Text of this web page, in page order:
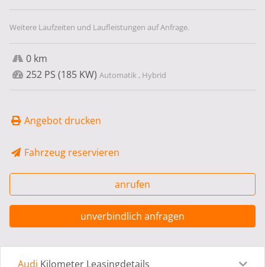
Weitere Laufzeiten und Laufleistungen auf Anfrage.
0 km
252 PS (185 KW) Automatik , Hybrid
Angebot drucken
Fahrzeug reservieren
anrufen
unverbindlich anfragen
Audi Kilometer Leasingdetails